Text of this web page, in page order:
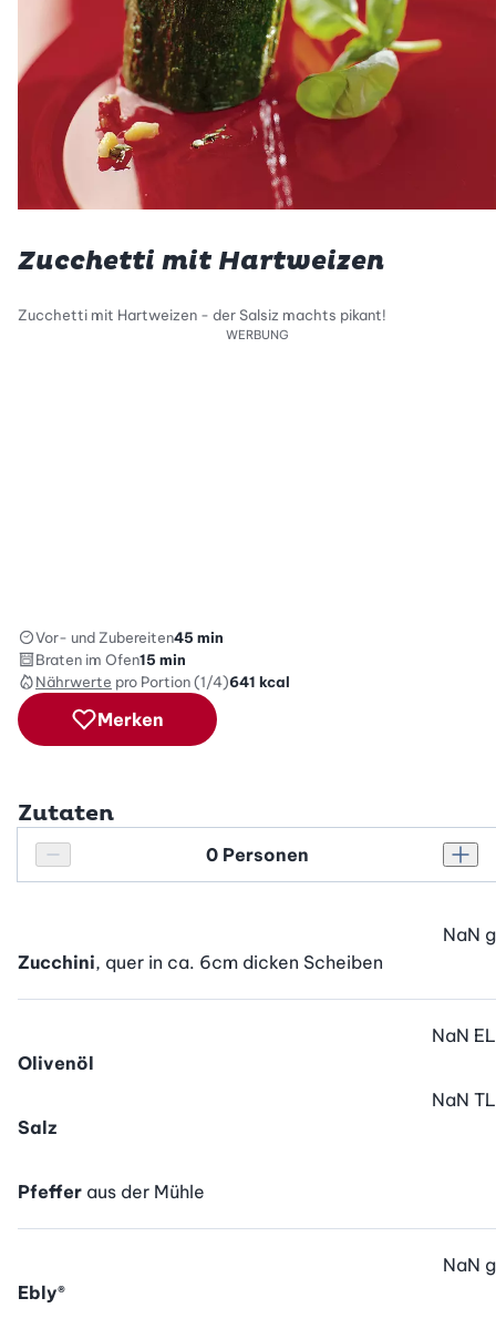
Zucchetti mit Hartweizen
Zucchetti mit Hartweizen - der Salsiz machts pikant!
WERBUNG
Vor- und Zubereiten45 min
Braten im Ofen15 min
Nährwerte pro Portion (1/4)641 kcal
Merken
Zutaten
Personenanzahl verringern
Personenanzahl
Zucchini, quer in ca. 6cm dicken Scheiben
NaN g
Olivenöl
NaN EL
Salz
NaN TL
Pfeffer aus der Mühle
Ebly®
NaN g